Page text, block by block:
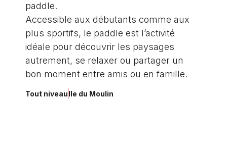
paddle.
Accessible aux débutants comme aux
plus sportifs, le paddle est l’activité
idéale pour découvrir les paysages
autrement, se relaxer ou partager un
bon moment entre amis ou en famille.
Tout niveauIle du Moulin